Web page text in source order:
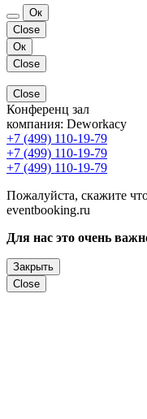
Ок
Close
Ок
Close
Close
Конференц зал
компания: Deworkacy
+7 (499) 110-19-79
+7 (499) 110-19-79
+7 (499) 110-19-79
Пожалуйста, скажите
eventbooking.ru
Для нас это очень
Закрыть
Close